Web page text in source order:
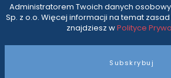
Administratorem Twoich danych
Sp. z o.o. Więcej informacji na temat
znajdziesz wPolityce
Subskrybuj